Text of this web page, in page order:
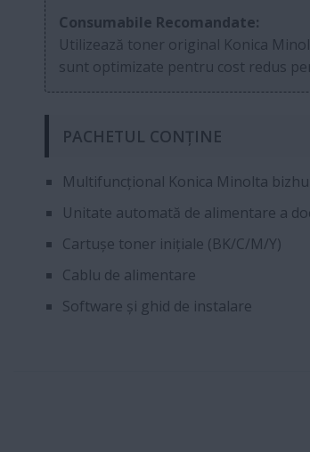
Consumabile Recomandate:
Utilizează toner original Konica
sunt optimizate pentru cost redus
PACHETUL CONȚINE
Multifuncțional Konica Minolta
Unitate automată de alimentare a
Cartușe toner inițiale (BK/C/M/Y)
Cablu de alimentare
Software și ghid de instalare